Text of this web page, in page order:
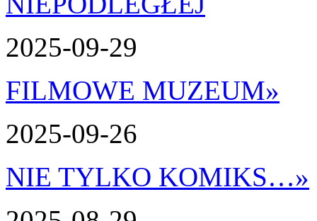
2025-09-29
FILMOWE MUZEUM»
2025-09-26
NIE TYLKO KOMIKS…»